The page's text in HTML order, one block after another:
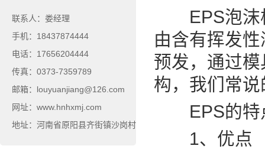
联系人：娄经理
手机：18437874444
电话：17656204444
传真：0373-7359789
邮箱：louyuanjiang@126.com
网址：www.hnhxmj.com
地址：河南省原阳县齐街镇沙岗村
EPS泡沫板
由含有挥发
预发，通过
构，我们常
EPS的特
1、优点